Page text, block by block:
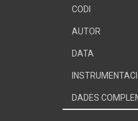
CODI
AUTOR
DATA
DADES